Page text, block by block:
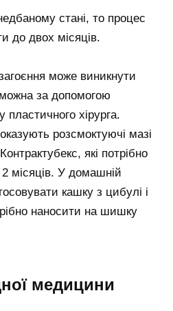
стані, то процес
до двох місяців.
загоєння може виникнути
за допомогою
пластичного хірурга.
розсмоктуючі мазі
які потрібно
місяців. У домашній
кашку з цибулі і
наносити на шишку
медицини